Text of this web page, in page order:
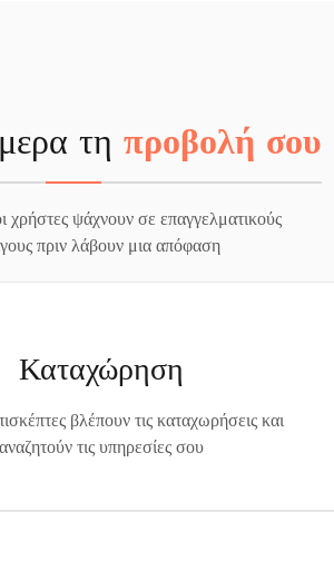
τη προβολή σου
χρήστες ψάχνουν σε επαγγελματικούς
πριν λάβουν μια απόφαση
Καταχώρηση
βλέπουν τις καταχωρήσεις και
αναζητούν τις υπηρεσίες σου